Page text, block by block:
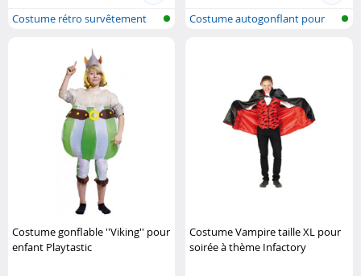
Costume rétro survêtement
Costume autogonflant pour
Costume gonflable ''Viking'' pour
enfant Playtastic
Costume Vampire taille XL pour
soirée à thème Infactory